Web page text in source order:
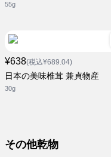
55g
¥638(税込¥689.04)
日本の美味椎茸 兼貞物産
30g
その他乾物